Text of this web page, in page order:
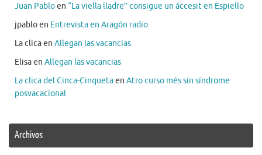
Juan Pabloen “La viella lladre” consigue un áccesit en Espiello
jpabloen Entrevista en Aragón radio
La clicaen Allegan las vacancias
Elisaen Allegan las vacancias
La clica del Cinca-Cinquetaen Atro curso més sin síndrome
posvacacional
Archivos